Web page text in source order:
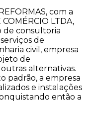
com a
COMÉRCIO LTDA,
de consultoria
de
civil, empresa
de
alternativas.
padrão, a empresa
e instalações
então a